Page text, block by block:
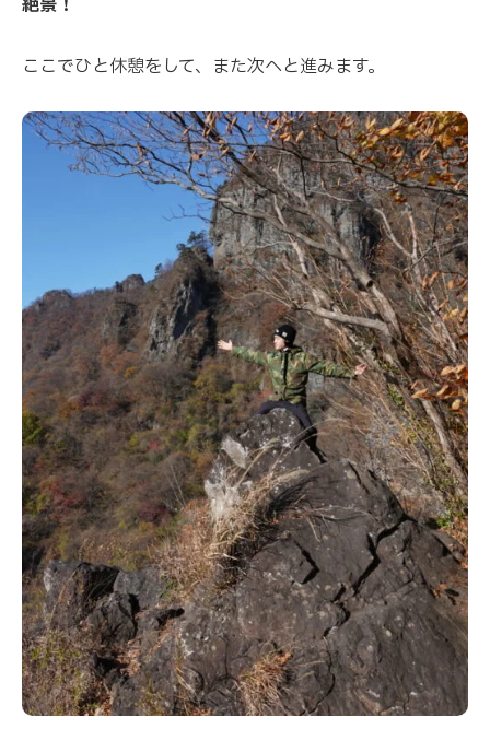
絶景！
ここでひと休憩をして、また次へと進みます。